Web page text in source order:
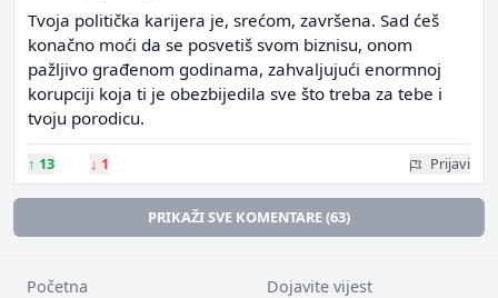
Tvoja politička karijera je, srećom, završena. Sad ćeš
konačno moći da se posvetiš svom biznisu, onom
pažljivo građenom godinama, zahvaljujući enormnoj
korupciji koja ti je obezbijedila sve što treba za tebe i
tvoju porodicu.
↑ 13 ↓ 1 Prijavi
PRIKAŽI SVE KOMENTARE (63)
Početna Dojavite vijest